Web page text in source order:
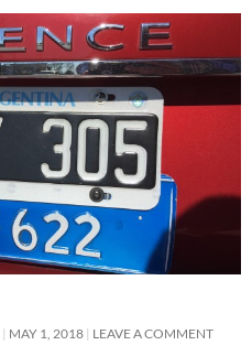
MAY 1, 2018 LEAVE A COMMENT